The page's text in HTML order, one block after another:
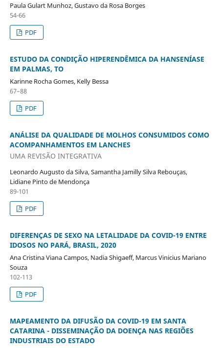
Paula Gulart Munhoz, Gustavo da Rosa Borges
54-66
PDF
ESTUDO DA CONDIÇÃO HIPERENDÊMICA DA HANSENÍASE
EM PALMAS, TO
Karinne Rocha Gomes, Kelly Bessa
67–88
PDF
ANÁLISE DA QUALIDADE DE MOLHOS CONSUMIDOS COMO
ACOMPANHAMENTOS EM LANCHES
UMA REVISÃO INTEGRATIVA
Leonardo Augusto da Silva, Samantha Jamilly Silva Rebouças,
Lidiane Pinto de Mendonça
89-101
PDF
DIFERENÇAS DE SEXO NA LETALIDADE DA COVID-19 ENTRE
IDOSOS NO PARÁ, BRASIL, 2020
Ana Cristina Viana Campos, Nadia Shigaeff, Marcus Vinicius Mariano
Souza
102-113
PDF
MAPEAMENTO DA DIFUSÃO DA COVID-19 EM SANTA
CATARINA - DISSEMINAÇÃO DA DOENÇA NAS REGIÕES
INDUSTRIAIS DO ESTADO